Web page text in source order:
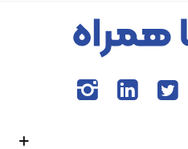
افراد بتوانند در صورت نیاز،
هوشمند اولیه با عنوان